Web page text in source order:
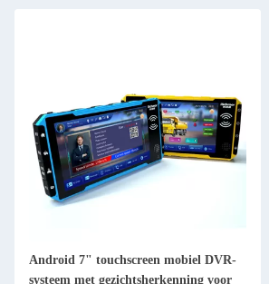
Android 7" touchscreen mobiel DVR-
systeem met gezichtsherkenning voor